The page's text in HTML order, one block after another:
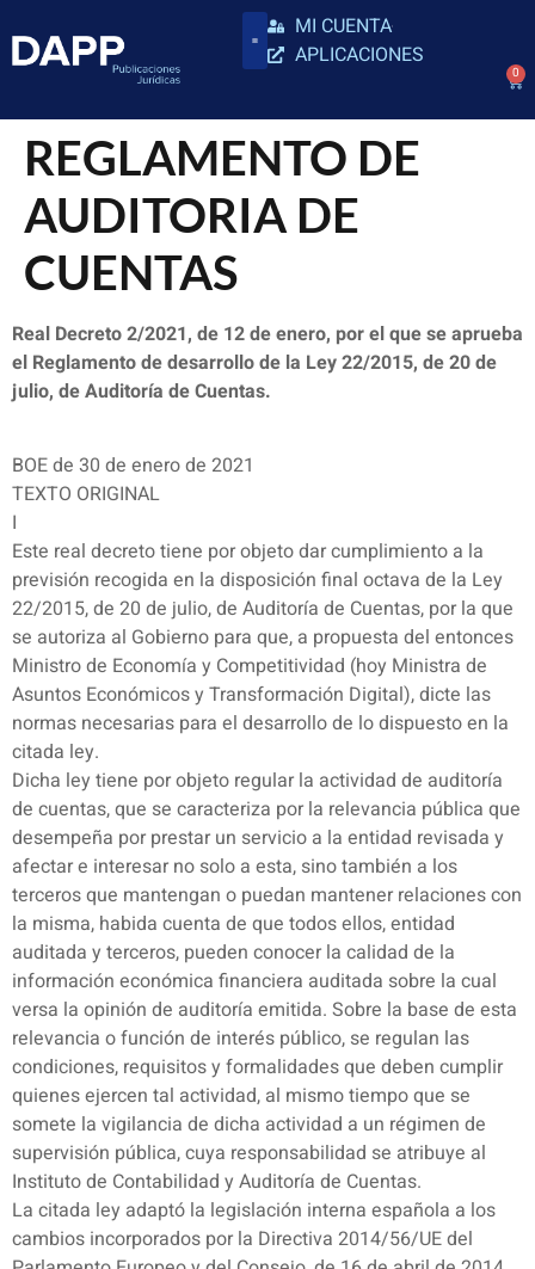
MI CUENTA
APLICACIONES
0
REGLAMENTO DE
AUDITORIA DE
CUENTAS
Real Decreto 2/2021, de 12 de enero, por el que se aprueba
el Reglamento de desarrollo de la Ley 22/2015, de 20 de
julio, de Auditoría de Cuentas.
BOE de 30 de enero de 2021
TEXTO ORIGINAL
I
Este real decreto tiene por objeto dar cumplimiento a la
previsión recogida en la disposición final octava de la Ley
22/2015, de 20 de julio, de Auditoría de Cuentas, por la que
se autoriza al Gobierno para que, a propuesta del entonces
Ministro de Economía y Competitividad (hoy Ministra de
Asuntos Económicos y Transformación Digital), dicte las
normas necesarias para el desarrollo de lo dispuesto en la
citada ley.
Dicha ley tiene por objeto regular la actividad de auditoría
de cuentas, que se caracteriza por la relevancia pública que
desempeña por prestar un servicio a la entidad revisada y
afectar e interesar no solo a esta, sino también a los
terceros que mantengan o puedan mantener relaciones con
la misma, habida cuenta de que todos ellos, entidad
auditada y terceros, pueden conocer la calidad de la
información económica financiera auditada sobre la cual
versa la opinión de auditoría emitida. Sobre la base de esta
relevancia o función de interés público, se regulan las
condiciones, requisitos y formalidades que deben cumplir
quienes ejercen tal actividad, al mismo tiempo que se
somete la vigilancia de dicha actividad a un régimen de
supervisión pública, cuya responsabilidad se atribuye al
Instituto de Contabilidad y Auditoría de Cuentas.
La citada ley adaptó la legislación interna española a los
cambios incorporados por la Directiva 2014/56/UE del